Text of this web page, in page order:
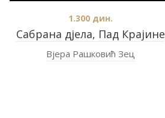
Сабрана дјела, Пад Крајине
1.300 дин.
Вјера Рашковић Зец